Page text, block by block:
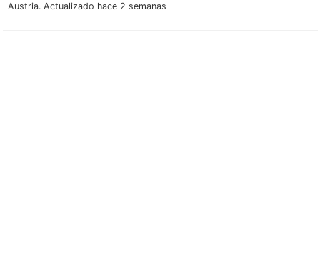
Austria. Actualizado hace 2 semanas